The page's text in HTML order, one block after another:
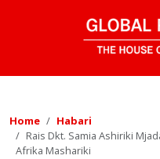
Home
Habari
Rais Dkt. Samia Ashiriki
Afrika Mashariki